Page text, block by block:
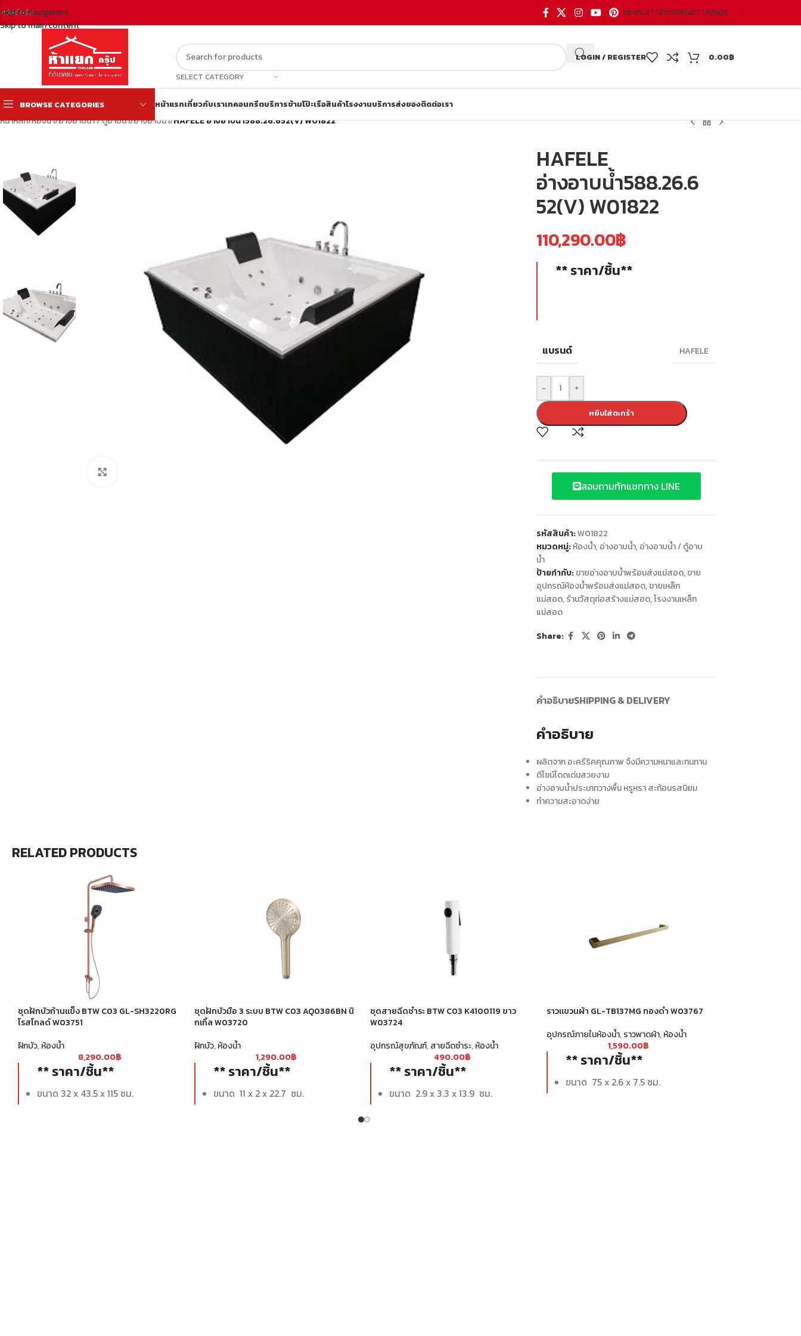
Skip to navigation
Skip to main content
สวัสดีครับ NEWSLETTERCONTACT USFAQS
SELECT CATEGORY
LOGIN / REGISTER 0.00฿
BROWSE CATEGORIES หน้าแรกเกี่ยวกับเราเทคอนกรีตบริการข้ามโป๊ะเรือสินค้าโรงงานบริการส่งของติดต่อเรา
หน้าหลัก/ห้องน้ำ/อ่างอาบน้ำ / ตู้อาบน้ำ/อ่างอาบน้ำ/HAFELE อ่างอาบน้ำ588.26.652(V) W01822
HAFELE
อ่างอาบน้ำ588.26.6
52(V) W01822
110,290.00฿
** ราคา/ชิ้น**
แบรนด์ HAFELE
- +
หยิบใส่ตะกร้า
สอบถามทักแชททาง LINE
รหัสสินค้า:W01822
หมวดหมู่: ห้องน้ำ, อ่างอาบน้ำ, อ่างอาบน้ำ / ตู้อาบ
น้ำ
ป้ายกำกับ: ขายอ่างอาบน้ำพร้อมส่งแม่สอด, ขาย
อุปกรณ์ห้องน้ำพร้อมส่งแม่สอด, ขายเหล็ก
แม่สอด, ร้านวัสดุก่อสร้างแม่สอด,โรงงานเหล็ก
แม่สอด
Share:
คำอธิบายSHIPPING & DELIVERY
คำอธิบาย
ผลิตจาก อะครีริคคุณภาพ จึงมีความหนาและทนทาน
ดีไซน์โดดเด่นสวยงาม
อ่างอาบน้ำประเภทวางพื้น หรูหรา สะท้อนรสนิยม
ทำความสะอาดง่าย
RELATED PRODUCTS
ชุดฝักบัวก้านแข็ง BTW C03 GL-SH3220RG
โรสโกลด์ W03751
ฝักบัว,ห้องน้ำ
8,290.00฿
** ราคา/ชิ้น**
ขนาด 32 x 43.5 x 115 ซม.
ชุดฝักบัวมือ 3 ระบบ BTW C03 AQ0386BN นิ
กเกิ้ล W03720
ฝักบัว, ห้องน้ำ
1,290.00฿
** ราคา/ชิ้น**
ขนาด 11 x 2 x 22.7 ซม.
ชุดสายฉีดชำระ BTW C03 K4100119 ขาว
W03724
อุปกรณ์สุขภัณฑ์,สายฉีดชำระ,ห้องน้ำ
490.00฿
** ราคา/ชิ้น**
ขนาด 2.9 x 3.3 x 13.9 ซม.
ราวแขวนผ้า GL-TB137MG ทองดำ W03767
อุปกรณ์ภายในห้องน้ำ, ราวพาดผ้า, ห้องน้ำ
1,590.00฿
** ราคา/ชิ้น**
ขนาด 75 x 2.6 x 7.5 ซม.